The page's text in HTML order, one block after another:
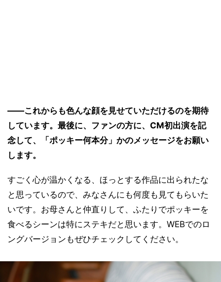
――これからも色んな顔を見せていただけるのを期待
しています。最後に、ファンの方に、CM初出演を記
念して、「ポッキー何本分」かのメッセージをお願い
します。
すごく心が温かくなる、ほっとする作品に出られたな
と思っているので、みなさんにも何度も見てもらいた
いです。お母さんと仲直りして、ふたりでポッキーを
食べるシーンは特にステキだと思います。WEBでのロ
ングバージョンもぜひチェックしてください。